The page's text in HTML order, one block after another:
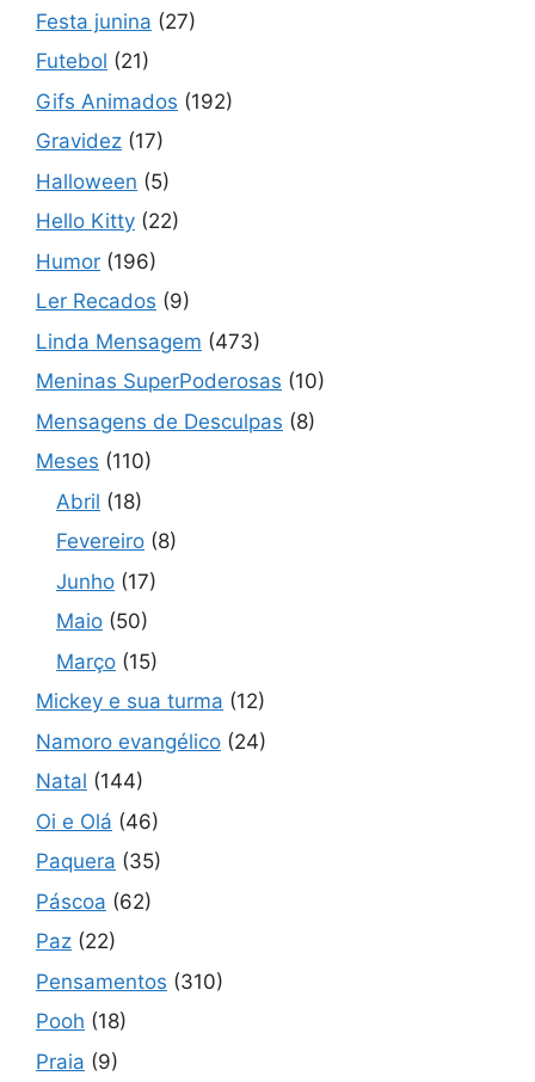
Festa junina (27)
Futebol (21)
Gifs Animados (192)
Gravidez (17)
Halloween (5)
Hello Kitty (22)
Humor (196)
Ler Recados (9)
Linda Mensagem (473)
Meninas SuperPoderosas (10)
Mensagens de Desculpas (8)
Meses (110)
Abril (18)
Fevereiro (8)
Junho (17)
Maio (50)
Março (15)
Mickey e sua turma (12)
Namoro evangélico (24)
Natal (144)
Oi e Olá (46)
Paquera (35)
Páscoa (62)
Paz (22)
Pensamentos (310)
Pooh (18)
Praia (9)